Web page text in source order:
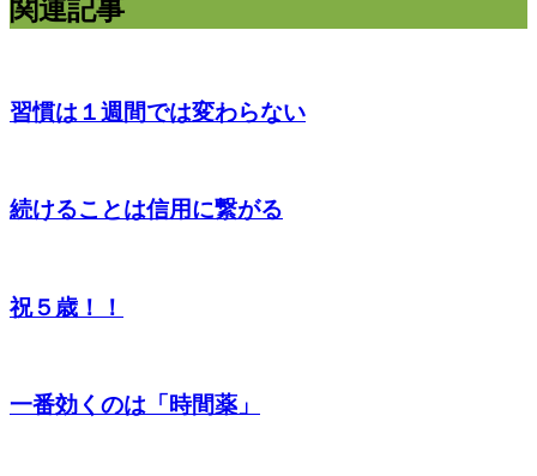
関連記事
習慣は１週間では変わらない
続けることは信用に繋がる
祝５歳！！
一番効くのは「時間薬」